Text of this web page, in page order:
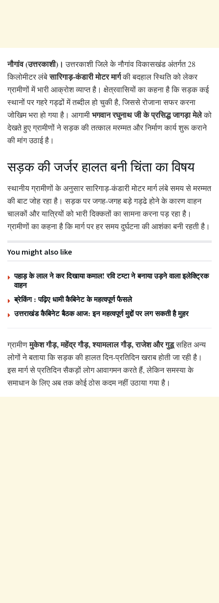
नौगांव (उत्तरकाशी)। उत्तरकाशी जिले के नौगांव विकासखंड अंतर्गत 28
किलोमीटर लंबेसारिगाड़-कंडारी मोटर मार्गकी बदहाल स्थिति को लेकर
ग्रामीणों में भारी आक्रोश व्याप्त है। क्षेत्रवासियों का कहना है कि सड़क कई
स्थानों पर गहरे गड्ढों में तब्दील हो चुकी है, जिससे रोजाना सफर करना
जोखिम भरा हो गया है। आगामीभगवान रघुनाथ जी के प्रसिद्ध जागड़ा मेलेको
देखते हुए ग्रामीणों ने सड़क की तत्काल मरम्मत और निर्माण कार्य शुरू कराने
की मांग उठाई है।
सड़क की जर्जर हालत बनी चिंता का विषय
स्थानीय ग्रामीणों के अनुसार सारिगाड़-कंडारी मोटर मार्ग लंबे समय से मरम्मत
की बाट जोह रहा है। सड़क पर जगह-जगह बड़े गड्ढे होने के कारण वाहन
चालकों और यात्रियों को भारी दिक्कतों का सामना करना पड़ रहा है।
ग्रामीणों का कहना है कि मार्ग पर हर समय दुर्घटना की आशंका बनी रहती है।
You might also like
पहाड़ के लाल ने कर दिखाया कमाल! रवि टम्टा ने बनाया उड़ने वाला इलेक्ट्रिक
वाहन
ब्रेकिंग : पढ़िए धामी कैबिनेट के महत्वपूर्ण फैसले
उत्तराखंड कैबिनेट बैठक आज: इन महत्वपूर्ण मुद्दों पर लग सकती है मुहर
ग्रामीणमुकेश गौड़, महेंद्र गौड़, श्यामलाल गौड़, राजेश और गुडूसहित अन्य
लोगों ने बताया कि सड़क की हालत दिन-प्रतिदिन खराब होती जा रही है।
इस मार्ग से प्रतिदिन सैकड़ों लोग आवागमन करते हैं, लेकिन समस्या के
समाधान के लिए अब तक कोई ठोस कदम नहीं उठाया गया है।